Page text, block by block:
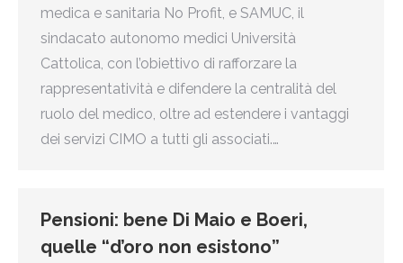
medica e sanitaria No Profit, e SAMUC, il
sindacato autonomo medici Università
Cattolica, con l’obiettivo di rafforzare la
rappresentatività e difendere la centralità del
ruolo del medico, oltre ad estendere i vantaggi
dei servizi CIMO a tutti gli associati.…
Pensioni: bene Di Maio e Boeri,
quelle “d’oro non esistono”